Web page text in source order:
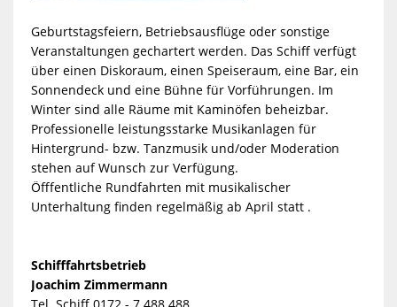
Geburtstagsfeiern, Betriebsausflüge oder sonstige
Veranstaltungen gechartert werden. Das Schiff verfügt
über einen Diskoraum, einen Speiseraum, eine Bar, ein
Sonnendeck und eine Bühne für Vorführungen. Im
Winter sind alle Räume mit Kaminöfen beheizbar.
Professionelle leistungsstarke Musikanlagen für
Hintergrund- bzw. Tanzmusik und/oder Moderation
stehen auf Wunsch zur Verfügung.
Öfffentliche Rundfahrten mit musikalischer
Unterhaltung finden regelmäßig ab April statt .
Schifffahrtsbetrieb
Joachim Zimmermann